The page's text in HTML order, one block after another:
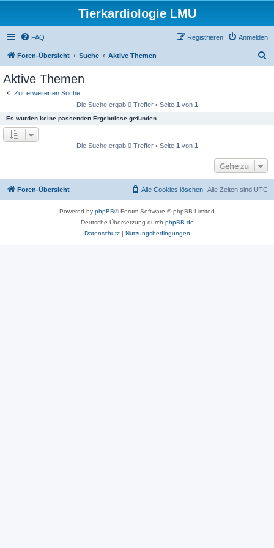
Tierkardiologie LMU
FAQ Anmelden
Registrieren
Foren-Übersicht Suche Aktive Themen
Aktive Themen
Zur erweiterten Suche
Die Suche ergab 0 Treffer • Seite 1 von 1
Es wurden keine passenden Ergebnisse gefunden.
Die Suche ergab 0 Treffer • Seite 1 von 1
Gehe zu
Foren-Übersicht Alle Zeiten sind UTC
Alle Cookies löschen
Powered by phpBB® Forum Software © phpBB Limited
Deutsche Übersetzung durch phpBB.de
Datenschutz| Nutzungsbedingungen